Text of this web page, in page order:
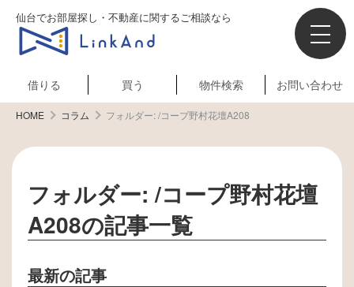
仙台でお部屋探し・不動産に関するご相談なら
借りる 買う 物件検索 お問い合わせ
HOME コラム フォルダー:/コープ野村花壇A208
フォルダー:/コープ野村花壇
A208の記事一覧
最新の記事